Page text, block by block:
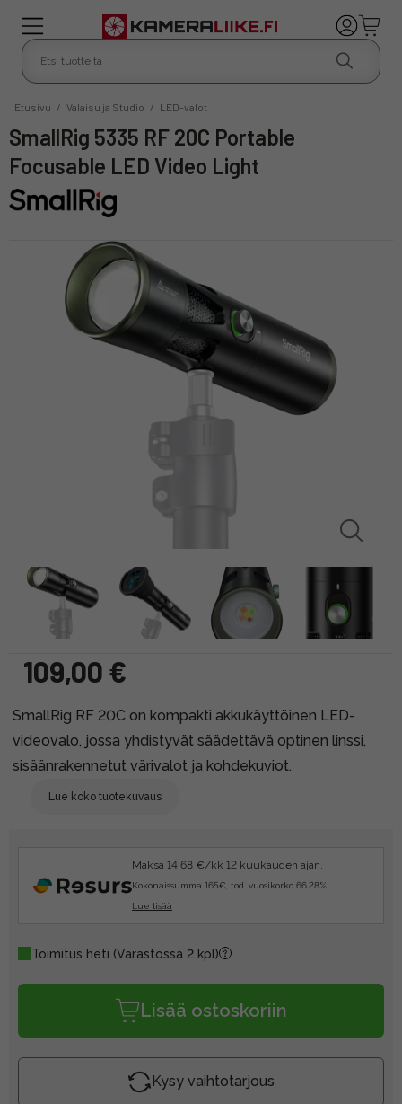
Etusivu / Valaisu ja Studio / LED-valot
SmallRig 5335 RF 20C Portable
Focusable LED Video Light
109,00 €
SmallRig RF 20C on kompakti akkukäyttöinen LED-
videovalo, jossa yhdistyvät säädettävä optinen linssi,
sisäänrakennetut värivalot ja kohdekuviot.
Lue koko tuotekuvaus
Maksa 14.68 €/kk 12 kuukauden ajan.
Kokonaissumma 165€, tod. vuosikorko 66.28%.
Lue lisää
Toimitus heti (Varastossa 2 kpl)
Lisää ostoskoriin
Kysy vaihtotarjous